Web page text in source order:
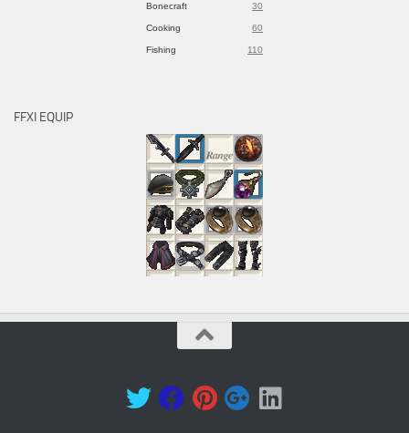
Bonecraft 30
Cooking 60
Fishing 110
FFXI EQUIP